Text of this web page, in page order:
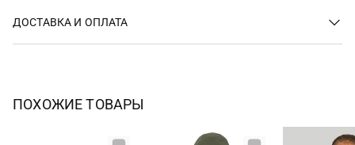
ДОСТАВКА И ОПЛАТА
ПОХОЖИЕ ТОВАРЫ